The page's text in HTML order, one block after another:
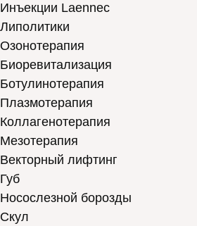
Инъекции Laennec
Липолитики
Озонотерапия
Биоревитализация
Ботулинотерапия
Плазмотерапия
Коллагенотерапия
Мезотерапия
Векторный лифтинг
Губ
Носослезной борозды
Скул